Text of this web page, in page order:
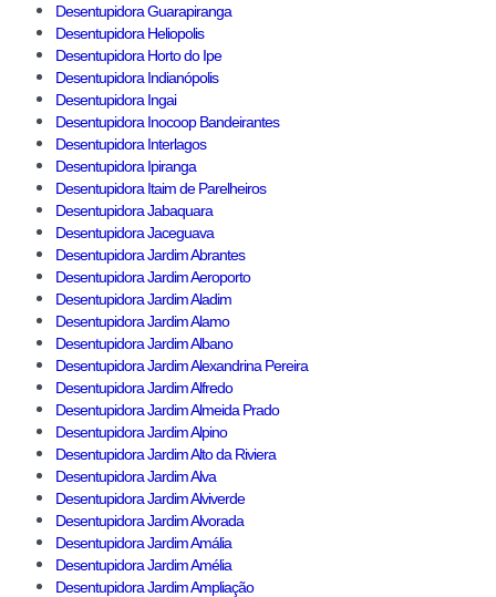
Desentupidora Guarapiranga
Desentupidora Heliopolis
Desentupidora Horto do Ipe
Desentupidora Indianópolis
Desentupidora Ingai
Desentupidora Inocoop Bandeirantes
Desentupidora Interlagos
Desentupidora Ipiranga
Desentupidora Itaim de Parelheiros
Desentupidora Jabaquara
Desentupidora Jaceguava
Desentupidora Jardim Abrantes
Desentupidora Jardim Aeroporto
Desentupidora Jardim Aladim
Desentupidora Jardim Alamo
Desentupidora Jardim Albano
Desentupidora Jardim Alexandrina Pereira
Desentupidora Jardim Alfredo
Desentupidora Jardim Almeida Prado
Desentupidora Jardim Alpino
Desentupidora Jardim Alto da Riviera
Desentupidora Jardim Alva
Desentupidora Jardim Alviverde
Desentupidora Jardim Alvorada
Desentupidora Jardim Amália
Desentupidora Jardim Amélia
Desentupidora Jardim Ampliação